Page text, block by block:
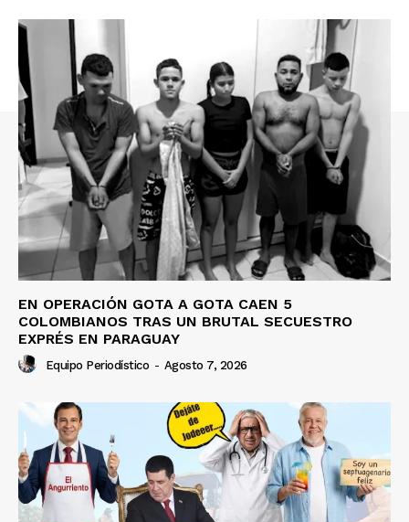
EN OPERACIÓN GOTA A GOTA CAEN 5
COLOMBIANOS TRAS UN BRUTAL SECUESTRO
EXPRÉS EN PARAGUAY
Equipo Periodístico - Agosto 7, 2026